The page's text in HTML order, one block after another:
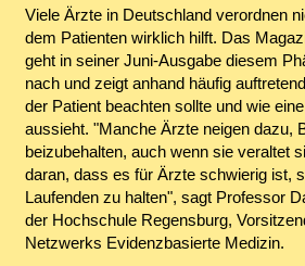
Viele Ärzte in Deutschland verordnen
dem Patienten wirklich hilft. Das
geht in seiner Juni-Ausgabe diesem
nach und zeigt anhand häufig
der Patient beachten sollte und wie
aussieht. "Manche Ärzte neigen dazu,
beizubehalten, auch wenn sie veraltet
daran, dass es für Ärzte schwierig ist,
Laufenden zu halten", sagt Professor
der Hochschule Regensburg,
Netzwerks Evidenzbasierte Medizin.